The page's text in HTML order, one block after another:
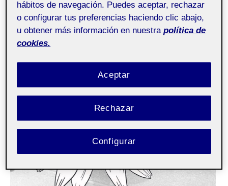
hábitos de navegación. Puedes aceptar, rechazar
o configurar tus preferencias haciendo clic abajo,
u obtener más información en nuestra política de
cookies.
Rechazar
Aceptar
Configurar